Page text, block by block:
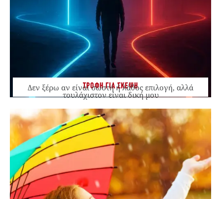
ΤΡΟΦΗ ΓΙΑ ΣΚΕΨΗ
Δεν ξέρω αν είναι σωστή ή λάθος επιλογή, αλλά
τουλάχιστον είναι δική μου